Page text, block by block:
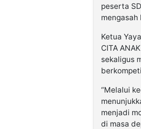
peserta
Ketua
CITA
sekaligus
“Melalui
menjadi
di masa